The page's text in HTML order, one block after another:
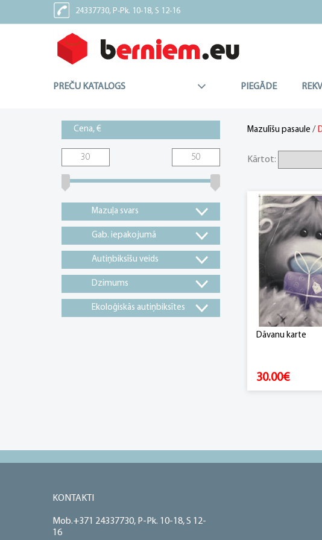
24337730, P-Pk. 10-18, S 12-16
24337227, Sv - Brīvdiena
PREČU KATALOGS PIEGĀDE
Cena, €
Mazuļa svars
Gab. iepakojumā
Autiņbiksīšu veids
Dzimums
Ekoloģiskās autiņbiksītes
Mazulīšu pasaule /
Kārtot:
Dāvanu karte
30.00€
KONTAKTI
Mob.+371 24337730, P-Pk. 10-18, S 12-
16